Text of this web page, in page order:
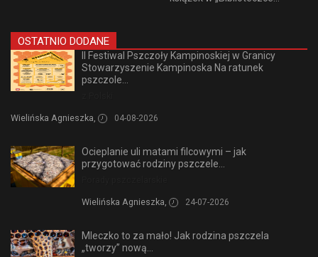
OSTATNIO DODANE
II Festiwal Pszczoły Kampinoskiej w Granicy
Stowarzyszenie Kampinoska Na ratunek
pszczole...
Wielińska Agnieszka, 04-08-2026
Ocieplanie uli matami filcowymi – jak
przygotować rodziny pszczele...
Wielińska Agnieszka, 24-07-2026
Mleczko to za mało! Jak rodzina pszczela
„tworzy” nową...